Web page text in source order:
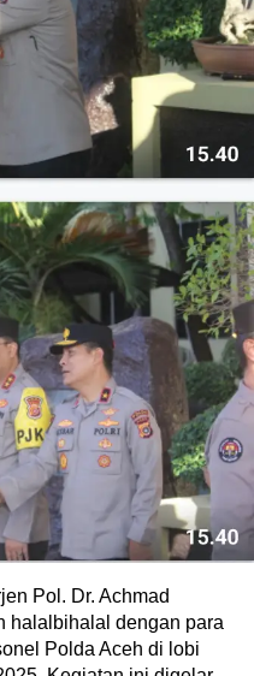
Pol. Dr. Achmad
halalbihalal dengan para
Polda Aceh di lobi